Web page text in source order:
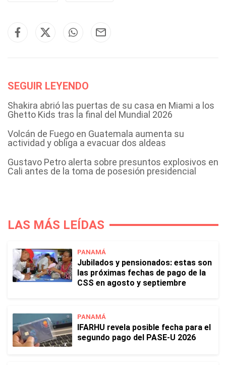
SEGUIR LEYENDO
Shakira abrió las puertas de su casa en Miami a los
Ghetto Kids tras la final del Mundial 2026
Volcán de Fuego en Guatemala aumenta su
actividad y obliga a evacuar dos aldeas
Gustavo Petro alerta sobre presuntos explosivos en
Cali antes de la toma de posesión presidencial
LAS MÁS LEÍDAS
PANAMÁ
Jubilados y pensionados: estas son
las próximas fechas de pago de la
CSS en agosto y septiembre
PANAMÁ
IFARHU revela posible fecha para el
segundo pago del PASE-U 2026